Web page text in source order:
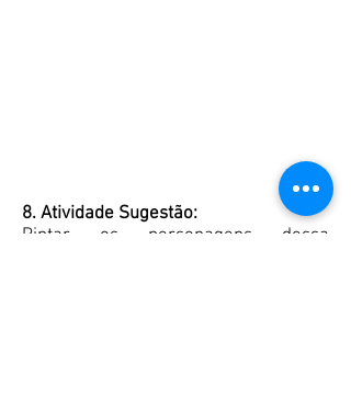
8. Atividade Sugestão:
Pintar os personagens dessa